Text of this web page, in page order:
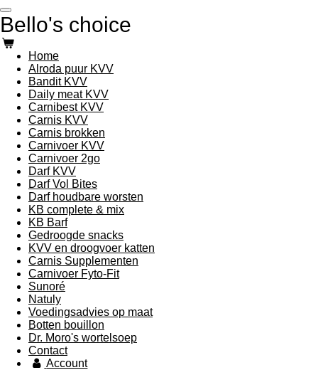
Ga
direct
naar
de
hoofdinhoud
Bello's choice
Home
Alroda puur KVV
Bandit KVV
Daily meat KVV
Carnibest KVV
Carnis KVV
Carnis brokken
Carnivoer KVV
Carnivoer 2go
Darf KVV
Darf Vol Bites
Darf houdbare worsten
KB complete & mix
KB Barf
Gedroogde snacks
KVV en droogvoer katten
Carnis Supplementen
Carnivoer Fyto-Fit
Sunoré
Natuly
Voedingsadvies op maat
Botten bouillon
Dr. Moro's wortelsoep
Contact
Account